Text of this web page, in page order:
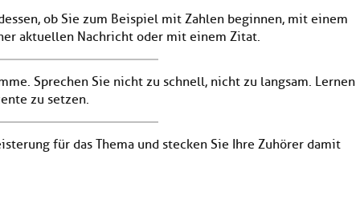
ob Sie zum Beispiel mit Zahlen beginnen, mit einem
aktuellen Nachricht oder mit einem Zitat.
Sprechen Sie nicht zu schnell, nicht zu langsam. Lernen
zu setzen.
für das Thema und stecken Sie Ihre Zuhörer damit